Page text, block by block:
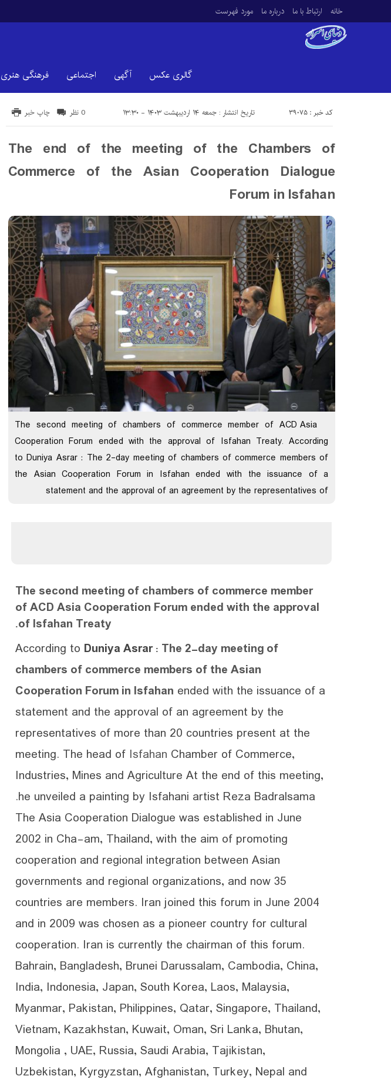
خانه ارتباط با ما درباره ما مورد فهرست
گالری عکس آگهی اجتماعی فرهنگی هنری
تاریخ انتشار : جمعه ۱۴ اردیبهشت ۱۴۰۳ - ۱۳:۳۰ کد خبر : 39075 چاپ خبر 0 نظر
The end of the meeting of the Chambers of
Commerce of the Asian Cooperation Dialogue
Forum in Isfahan
The second meeting of chambers of commerce member of ACD Asia
Cooperation Forum ended with the approval of Isfahan Treaty. According
to Duniya Asrar : The 2-day meeting of chambers of commerce members of
the Asian Cooperation Forum in Isfahan ended with the issuance of a
statement and the approval of an agreement by the representatives of
The second meeting of chambers of commerce member
of ACD Asia Cooperation Forum ended with the approval
of Isfahan Treaty.
According to Duniya Asrar: The 2-day meeting of
chambers of commerce members of the Asian
Cooperation Forum in Isfahan ended with the issuance of a
statement and the approval of an agreement by the
representatives of more than 20 countries present at the
meeting. The head of Isfahan Chamber of Commerce,
Industries, Mines and Agriculture At the end of this meeting,
he unveiled a painting by Isfahani artist Reza Badralsama.
The Asia Cooperation Dialogue was established in June
2002 in Cha-am, Thailand, with the aim of promoting
cooperation and regional integration between Asian
governments and regional organizations, and now 35
countries are members. Iran joined this forum in June 2004
and in 2009 was chosen as a pioneer country for cultural
cooperation. Iran is currently the chairman of this forum.
Bahrain, Bangladesh, Brunei Darussalam, Cambodia, China,
India, Indonesia, Japan, South Korea, Laos, Malaysia,
Myanmar, Pakistan, Philippines, Qatar, Singapore, Thailand,
Vietnam, Kazakhstan, Kuwait, Oman, Sri Lanka, Bhutan,
Mongolia , UAE, Russia, Saudi Arabia, Tajikistan,
Uzbekistan, Kyrgyzstan, Afghanistan, Turkey, Nepal and